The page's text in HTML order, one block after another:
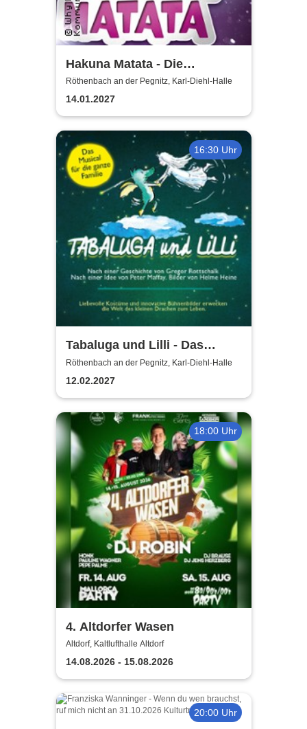
Hakuna Matata - Die
einzigartige große
Kindermusical-Gala
Röthenbach an der Pegnitz, Karl-Diehl-Halle
14.01.2027
16:30 Uhr
Tabaluga und Lilli - Das
drachenstarke Musical für die
ganze Familie
Röthenbach an der Pegnitz, Karl-Diehl-Halle
12.02.2027
18:00 Uhr
4. Altdorfer Wasen
Altdorf, Kaltlufthalle Altdorf
14.08.2026 - 15.08.2026
20:00 Uhr